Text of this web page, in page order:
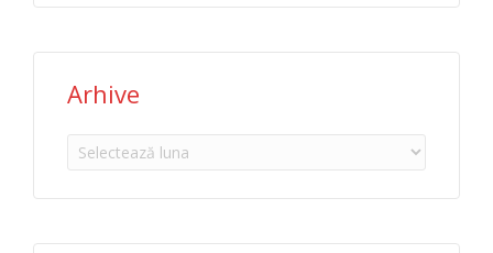
Arhive
Arhive